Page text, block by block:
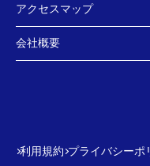
アクセスマップ
会社概要
利用規約 プライバシーポ